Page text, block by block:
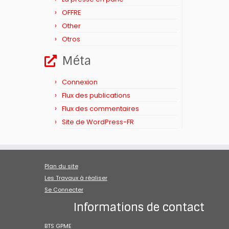
OFFRE
Other
Otros
Méta
Connexion
Flux des publications
Flux des commentaires
Site de WordPress-FR
Plan du site
Les Travaux à réaliser
Se Connecter
Informations de contact
BTS GPME